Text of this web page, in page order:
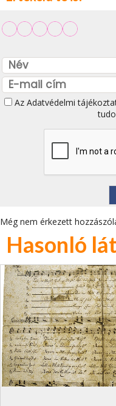
Az Adatvédelmi
Még nem érkezett
Hasonló